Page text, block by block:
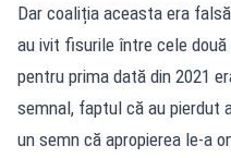
Dar coaliția aceasta era
au ivit fisurile între cele două
pentru prima dată din 2021
semnal, faptul că au pierdut
un semn că apropierea le-a